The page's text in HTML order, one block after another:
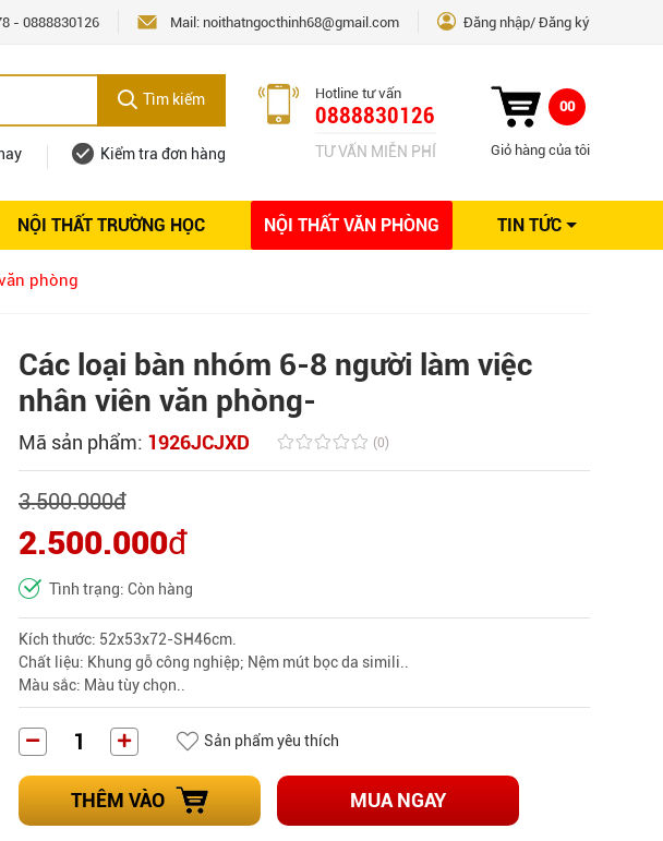
- 0888830126 Mail: noithatngocthinh68@gmail.com Đăng nhập Đăng ký
Tìm kiếm
Kiểm tra đơn hàng
Hotline tư vấn
0888830126
TƯ VẤN MIỄN PHÍ
00
Giỏ hàng của tôi
NỘI THẤT TRƯỜNG HỌC NỘI THẤT VĂN PHÒNG TIN TỨC
Giải pháp thiết kế
phòng
Các loại bàn nhóm 6-8 người làm việc
nhân viên văn phòng-
Mã sản phẩm: 1926JCJXD (0)
3.500.000đ
2.500.000đ
Tình trạng: Còn hàng
Kích thước: 52x53x72-SH46cm.
Chất liệu: Khung gỗ công nghiệp; Nệm mút bọc da simili..
Màu sắc: Màu tùy chọn..
Sản phẩm yêu thích
THÊM VÀO MUA NGAY